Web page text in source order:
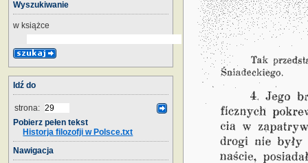
Wyszukiwanie
w książce
Idź do
strona:
Pobierz pełen tekst
Historja filozofji w Polsce.txt
Nawigacja